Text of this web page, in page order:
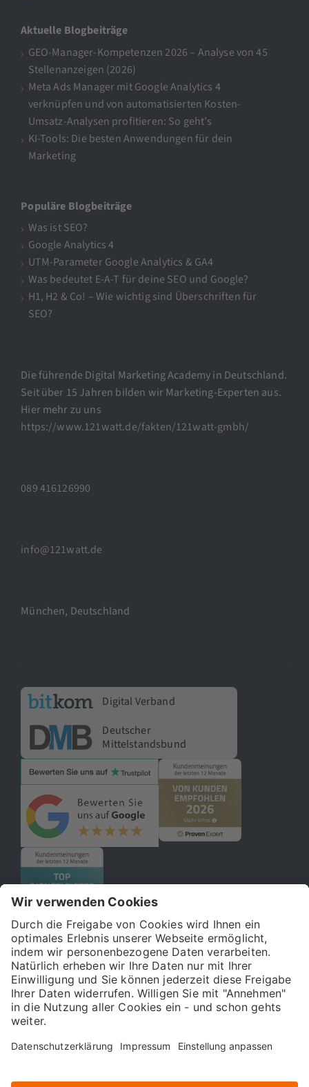
Aktuelle Blogbeiträge
GEO-Manager-Kompetenzen 2026 – Analyse von 45
Stellenanzeigen (2026)
Meta Ads Manager mit Google Analytics 4
verknüpfen und von automatisierten Kosten-
Umsatz-Analysen profitieren: So geht’s
KI-Tools: Die besten Anwendungen für dein
Marketing
Populäre Blogbeiträge
Was ist SEO?
Google Analytics 4
UTM-Parameter Google Analytics & GA4
Was bedeutet E-A-T für deine SEO und Google?
H1, H2 & Co! – Wie wichtig sind Überschriften für
SEO?
Die führende Digital Marketing Academy in Deutschland.
Seit über 15 Jahren bilden wir Marketing-Experten aus.
Hier mehr zu uns
https://www.121watt.de/fakten/121watt-gmbh/
089 416126990
info@121watt.de
München, Deutschland
Digital Verband
Deutscher
Mittelstandsbund
© 2026 121WATT GmbH
Über uns
Allgemeine Geschäftsbedingungen